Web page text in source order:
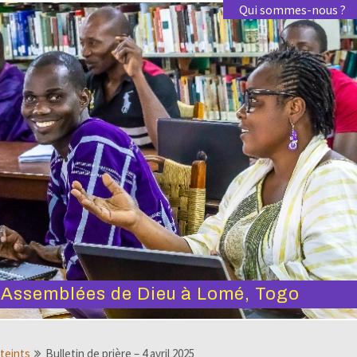
Qui sommes-nous ?
de Dieu à Lomé, Togo
Bulletin de prière – 4 avril 2025